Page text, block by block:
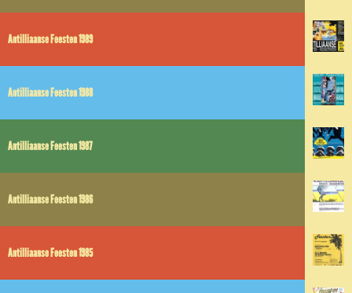
Antilliaanse Feesten 1989
Antilliaanse Feesten 1988
Antilliaanse Feesten 1987
Antilliaanse Feesten 1986
Antilliaanse Feesten 1985